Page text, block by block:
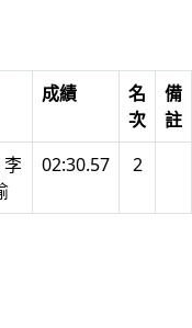
成績
名
次
備
註
李
02:30.57 2